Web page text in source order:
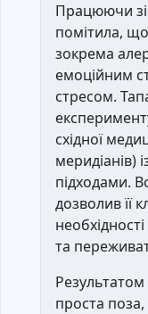
Працюючи зі
помітила,
зокрема
емоційним
стресом.
східної
меридіанів)
підходами.
дозволив її
та
Результатом
проста